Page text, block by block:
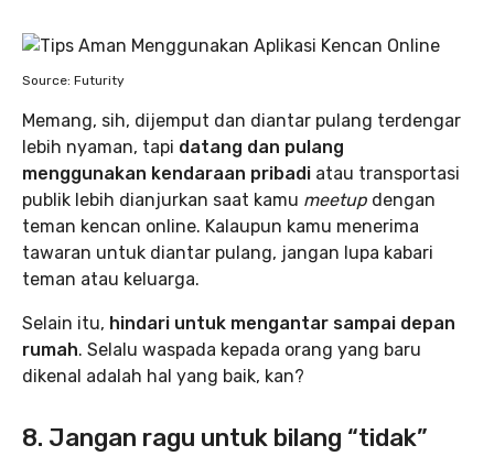
Source: Futurity
Memang, sih, dijemput dan diantar pulang terdengar
lebih nyaman, tapi datang dan pulang
menggunakan kendaraan pribadi atau transportasi
publik lebih dianjurkan saat kamu meetup dengan
teman kencan online. Kalaupun kamu menerima
tawaran untuk diantar pulang, jangan lupa kabari
teman atau keluarga.
Selain itu, hindari untuk mengantar sampai depan
rumah. Selalu waspada kepada orang yang baru
dikenal adalah hal yang baik, kan?
8. Jangan ragu untuk bilang “tidak”